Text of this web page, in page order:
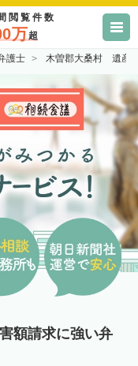
閲覧件数
万超
護士 木曽郡大桑村 遺産
額請求に強い弁